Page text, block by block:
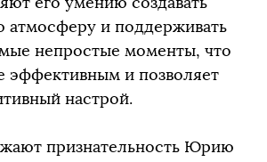
атмосферу и поддерживать
непростые моменты, что
эффективным и позволяет
настрой.
признательность Юрию